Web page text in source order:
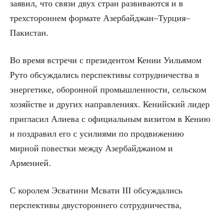
заявил, что связи двух стран развиваются и в
трехстороннем формате Азербайджан–Турция–
Пакистан.
Во время встречи с президентом Кении Уильямом
Руто обсуждались перспективы сотрудничества в
энергетике, оборонной промышленности, сельском
хозяйстве и других направлениях. Кенийский лидер
пригласил Алиева с официальным визитом в Кению
и поздравил его с усилиями по продвижению
мирной повестки между Азербайджаном и
Арменией.
С королем Эсватини Мсвати III обсуждались
перспективы двустороннего сотрудничества,